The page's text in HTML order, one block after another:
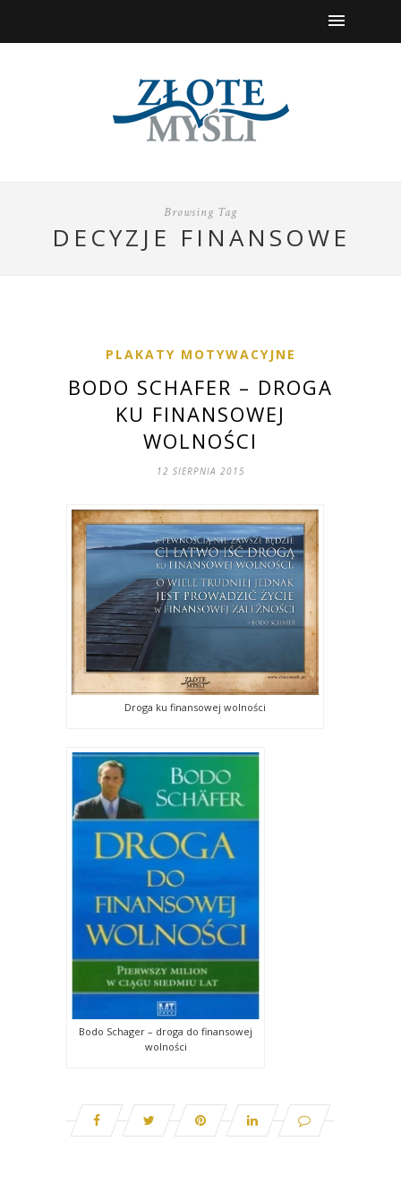
Browsing Tag
DECYZJE FINANSOWE
PLAKATY MOTYWACYJNE
BODO SCHAFER – DROGA
KU FINANSOWEJ
WOLNOŚCI
12 SIERPNIA 2015
Droga ku finansowej wolności
Bodo Schager – droga do finansowej
wolności